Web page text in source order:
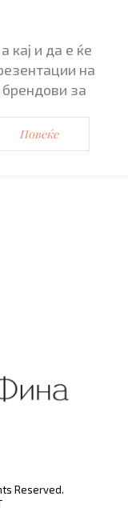
кај и да е ќе
на
за
Повеќе
Reserved.